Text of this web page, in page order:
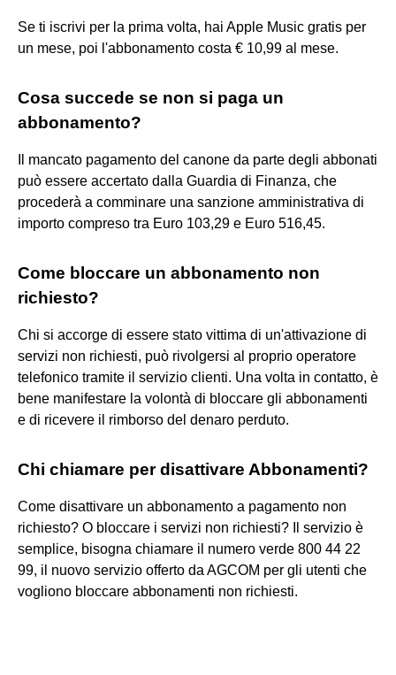
Se ti iscrivi per la prima volta, hai Apple Music gratis per
un mese, poi l'abbonamento costa € 10,99 al mese.
Cosa succede se non si paga un
abbonamento?
Il mancato pagamento del canone da parte degli abbonati
può essere accertato dalla Guardia di Finanza, che
procederà a comminare una sanzione amministrativa di
importo compreso tra Euro 103,29 e Euro 516,45.
Come bloccare un abbonamento non
richiesto?
Chi si accorge di essere stato vittima di un'attivazione di
servizi non richiesti, può rivolgersi al proprio operatore
telefonico tramite il servizio clienti. Una volta in contatto, è
bene manifestare la volontà di bloccare gli abbonamenti
e di ricevere il rimborso del denaro perduto.
Chi chiamare per disattivare Abbonamenti?
Come disattivare un abbonamento a pagamento non
richiesto? O bloccare i servizi non richiesti? Il servizio è
semplice, bisogna chiamare il numero verde 800 44 22
99, il nuovo servizio offerto da AGCOM per gli utenti che
vogliono bloccare abbonamenti non richiesti.